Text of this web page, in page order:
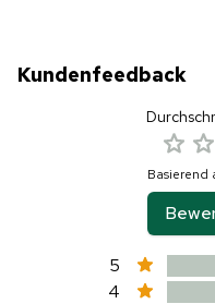
Kundenfeedback
Basierend
5
4